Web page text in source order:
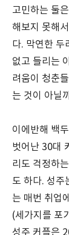
고민하는 둘
해보지 못해
다. 막연한 두
없고 들리는
려움이 청춘
는 것이 아닐
이에반해 백
벗어난 30대
리도 걱정하
도 하다. 성주
는 매번 취업
(세가지를 포
성주 커플은